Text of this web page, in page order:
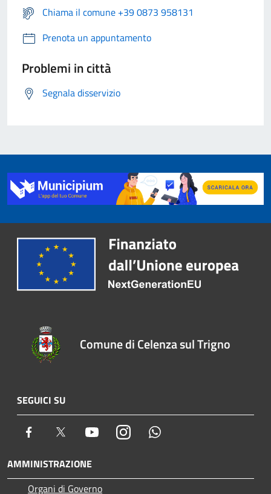
Chiama il comune +39 0873 958131
Prenota un appuntamento
Problemi in città
Segnala disservizio
Comune di Celenza sul Trigno
SEGUICI SU
Facebook Twitter YoutubeInstagram
AMMINISTRAZIONE
Organi di Governo